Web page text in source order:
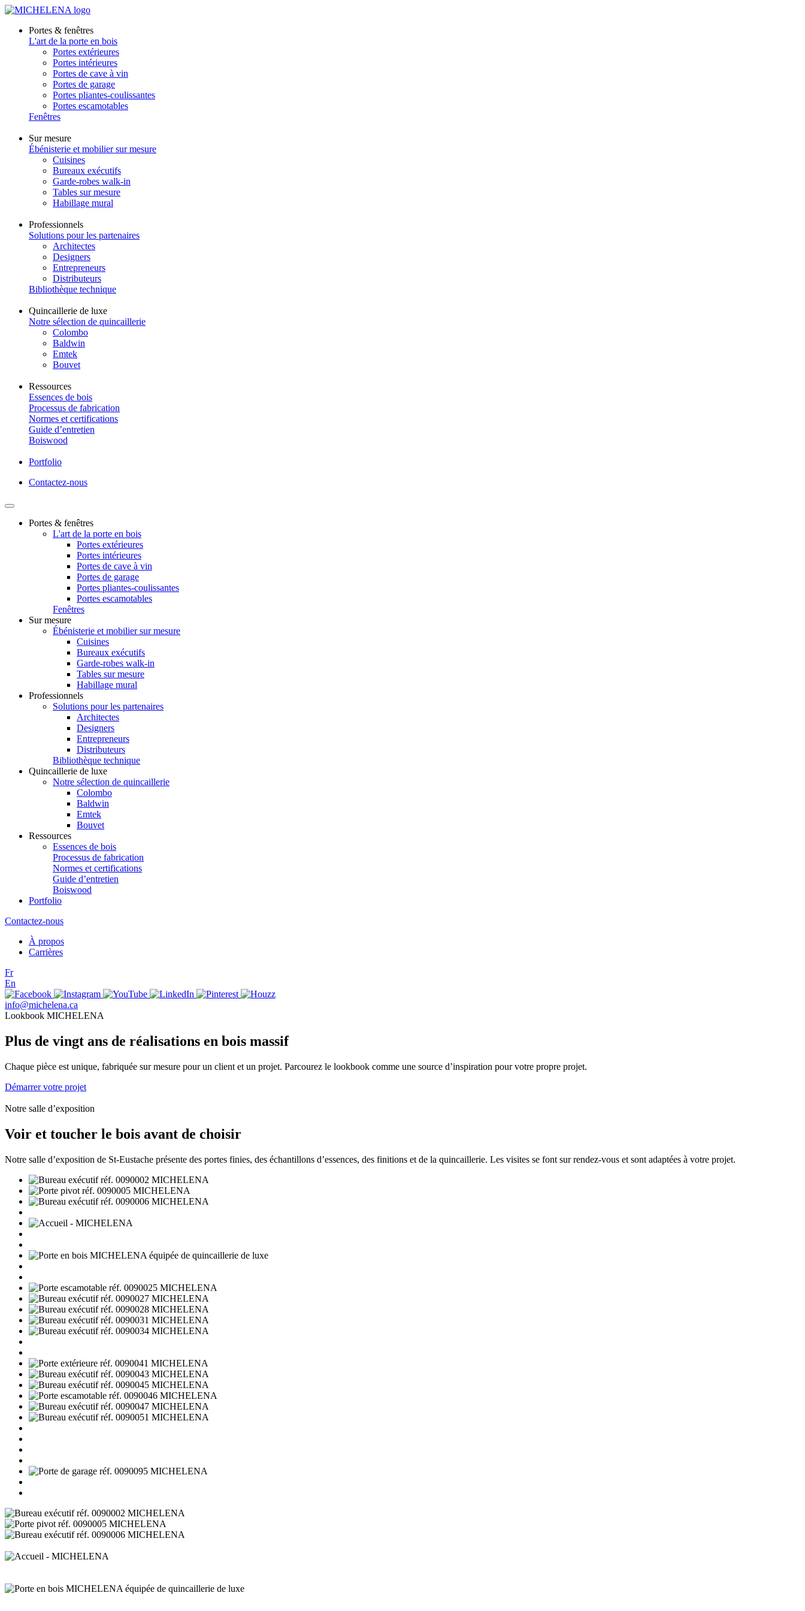
Portes & fenêtres
L'art de la porte en bois
Portes extérieures
Portes intérieures
Portes de cave à vin
Portes de garage
Portes pliantes-coulissantes
Portes escamotables
Fenêtres
Sur mesure
Ébénisterie et mobilier sur mesure
Cuisines
Bureaux exécutifs
Garde-robes walk-in
Tables sur mesure
Habillage mural
Professionnels
Solutions pour les partenaires
Architectes
Designers
Entrepreneurs
Distributeurs
Bibliothèque technique
Quincaillerie de luxe
Notre sélection de quincaillerie
Colombo
Baldwin
Emtek
Bouvet
Ressources
Essences de bois
Processus de fabrication
Normes et certifications
Guide d’entretien
Boiswood
Portfolio
Contactez-nous
Portes & fenêtres
L'art de la porte en bois
Portes extérieures
Portes intérieures
Portes de cave à vin
Portes de garage
Portes pliantes-coulissantes
Portes escamotables
Fenêtres
Sur mesure
Ébénisterie et mobilier sur mesure
Cuisines
Bureaux exécutifs
Garde-robes walk-in
Tables sur mesure
Habillage mural
Professionnels
Solutions pour les partenaires
Architectes
Designers
Entrepreneurs
Distributeurs
Bibliothèque technique
Quincaillerie de luxe
Notre sélection de quincaillerie
Colombo
Baldwin
Emtek
Bouvet
Ressources
Essences de bois
Processus de fabrication
Normes et certifications
Guide d’entretien
Boiswood
Portfolio
Contactez-nous
À propos
Carrières
Fr
En
info@michelena.ca
Lookbook MICHELENA
Plus de vingt ans de réalisations en bois massif
Chaque pièce est unique, fabriquée sur mesure pour un client et un projet. Parcourez le lookbook comme une source d’inspiration pour votre propre projet.
Démarrer votre projet
Notre salle d’exposition
Voir et toucher le bois avant de choisir
Notre salle d’exposition de St-Eustache présente des portes finies, des échantillons d’essences, des finitions et de la quincaillerie. Les visites se font sur rendez-vous et sont adaptées à votre projet.